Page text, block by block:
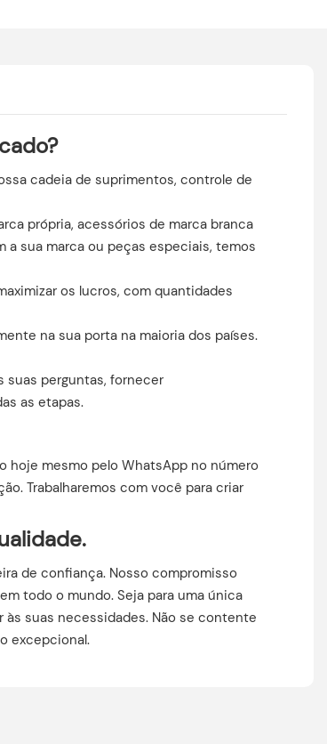
cadeia de suprimentos, controle de
própria, acessórios de marca branca
a sua marca ou peças especiais, temos
os lucros, com quantidades
na sua porta na maioria dos países.
suas perguntas, fornecer
as etapas.
hoje mesmo pelo WhatsApp no ​​número
Trabalharemos com você para criar
de confiança. Nosso compromisso
todo o mundo. Seja para uma única
suas necessidades. Não se contente
excepcional.